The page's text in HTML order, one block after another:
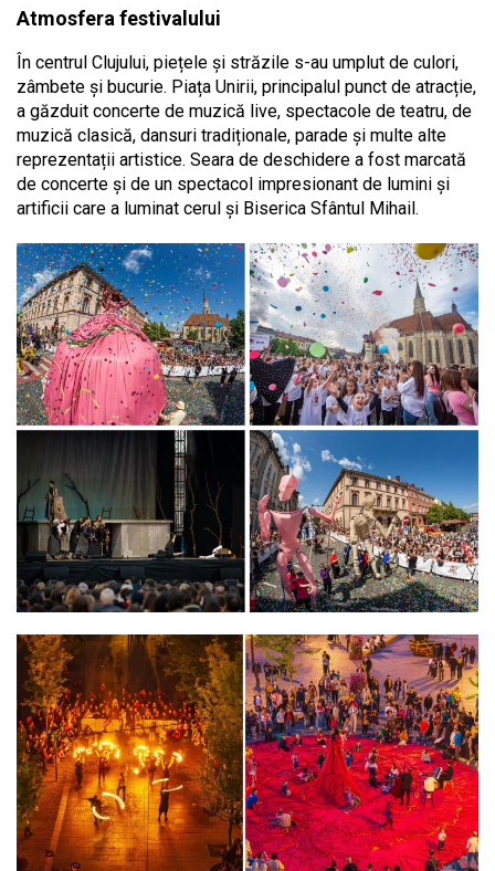
Atmosfera festivalului
În centrul Clujului, piețele și străzile s-au umplut de culori,
zâmbete și bucurie. Piața Unirii, principalul punct de atracție,
a găzduit concerte de muzică live, spectacole de teatru, de
muzică clasică, dansuri tradiționale, parade și multe alte
reprezentații artistice. Seara de deschidere a fost marcată
de concerte și de un spectacol impresionant de lumini și
artificii care a luminat cerul și Biserica Sfântul Mihail.